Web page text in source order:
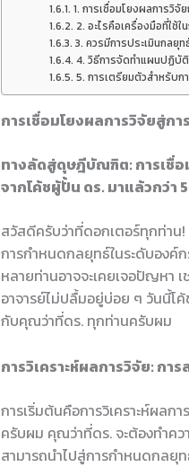
1. การเชื่อมโยงผลการวิ
2. อะไรคือเครื่องมือที่ใช้ใ
3. ควรมีการประเมินกลยุ
4. วิธีการจัดทำแผนปฏิบั
5. การเตรียมตัวสำหรับก
การเชื่อมโยงผลการวิจัยสู่ก
ทางลัดสู่ดุษฎีบัณฑิต: การเชื่อ
จากโค้ชผู้ปั้น ดร. มาแล้วกว่า
สวัสดีครับว่าที่ดอกเตอร์ทุกท่าน
การกำหนดกลยุทธ์ในระดับองค์
หลายท่านอาจจะเคยเจอปัญหา
อาจารย์ไม่ปลื้มอยู่บ่อย ๆ วันนี้
กับคุณว่าที่ดร. ทุกท่านครับผม
การวิเคราะห์ผลการวิจัย: ก
การเริ่มต้นคือการวิเคราะห์ผล
ครับผม คุณว่าที่ดร. จะต้องทำคว
สามารถนำไปสู่การกำหนดกลยุท